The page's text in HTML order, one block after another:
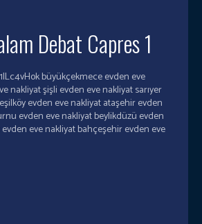
Debat Capres 1
evden eve
nakliyat şişli evden eve nakliyat sarıyer
evden eve nakliyat ataşehir evden
evden eve nakliyat beylikdüzü evden
eve nakliyat bahçeşehir evden eve